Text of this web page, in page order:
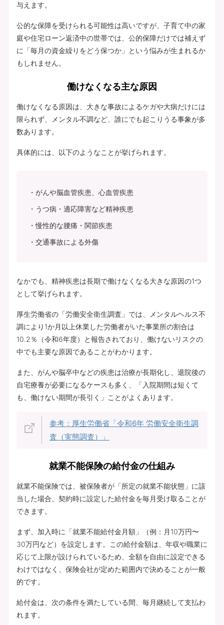
与えます。
公的な保障を受けられる可能性は高いですが、子育て中の家
庭や住宅ローン返済中の世帯では、公的保障だけでは補えず
に「毎月の資金繰りをどう保つか」という悩みが生まれるか
もしれません。
働けなくなる主な原因
働けなくなる原因は、大きな事故によるケガや大病だけには
限られず、メンタル不調など、誰にでも起こりうる事象が多
数あります。
具体的には、以下のようなことが挙げられます。
がんや脳血管疾患、心血管疾患
うつ病・適応障害など精神疾患
慢性的な腰痛・関節疾患
交通事故による外傷
なかでも、精神疾患は長期で働けなくなる大きな原因の1つ
として挙げられます。
厚生労働省の「労働安全衛生調査」では、メンタルヘルス不
調により1か月以上休業した労働者がいた事業所の割合は
10.2％（令和6年度）と報告されており、働けないリスクの
中でも主要な原因であることがわかります。
また、がんや脳卒中などの疾患は治療が長期化し、退院後の
自宅療養が必要になるケースも多く、「入院期間は短くて
も、働けない期間が長引く」ことがよくあります。
参考：厚生労働省「令和6年 労働安全衛生調
査（実態調査）」
就業不能保険の給付金の仕組み
就業不能保険では、被保険者が「所定の就業不能状態」に該
当した場合、契約時に設定した給付金を毎月受け取ることが
できます。
まず、加入時に「就業不能給付金月額」（例：月10万円〜
30万円など）を設定します。この給付金額は、年収や職業に
応じて上限が設けられているため、全額を自由に設定できる
わけではなく、保険会社が定めた範囲内で決めることが一般
的です。
給付金は、次の条件を満たしている間、毎月継続して支払わ
れます。